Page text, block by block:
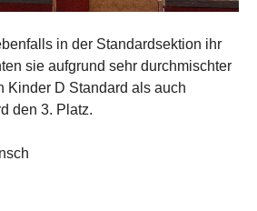
in der Standardsektion ihr
sie aufgrund sehr durchmischter
Kinder D Standard als auch
den 3. Platz.